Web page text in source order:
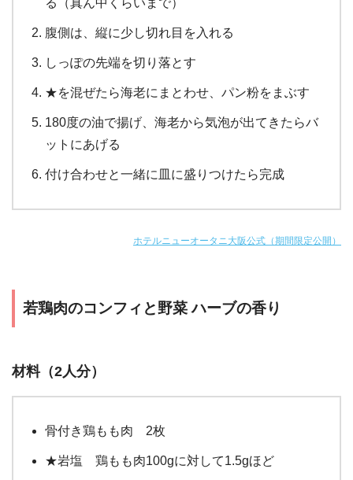
腹側は、縦に少し切れ目を入れる
しっぽの先端を切り落とす
★を混ぜたら海老にまとわせ、パン粉をまぶす
180度の油で揚げ、海老から気泡が出てきたらバ
ットにあげる
付け合わせと一緒に皿に盛りつけたら完成
ホテルニューオータニ大阪公式（期間限定公開）
若鶏⾁のコンフィと野菜 ハーブの香り
材料（2人分）
骨付き鶏もも肉 2枚
★岩塩 鶏もも肉100gに対して1.5gほど